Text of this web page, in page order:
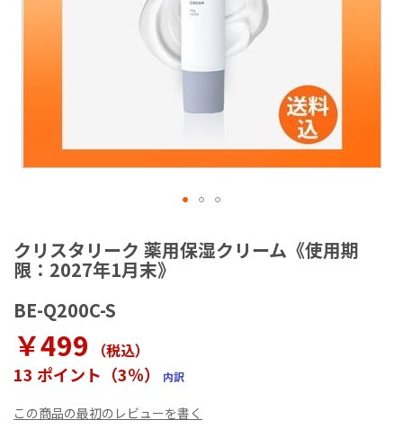
クリスタリーク 薬用保湿クリーム《使用期
限：2027年1月末》
BE-Q200C-S
￥499 （税込）
13 ポイント（3％） 内訳
この商品の最初のレビューを書く
メ
ー
ジ
ャ
リ
ー
の
初